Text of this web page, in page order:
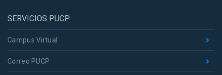
SERVICIOS PUCP
Campus Virtual
Correo PUCP